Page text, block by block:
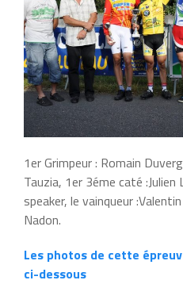
1er Grimpeur : Romain
Tauzia, 1er 3éme caté :Julien
speaker, le vainqueur
Nadon.
Les photos de cette
ci-dessous